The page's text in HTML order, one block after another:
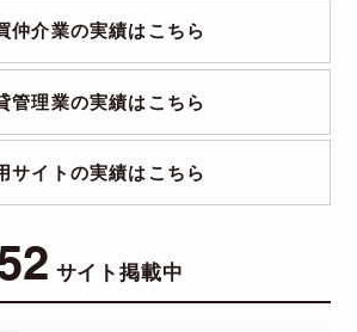
サイト掲載中
仲介業の実績はこちら
管理業の実績はこちら
サイトの実績はこちら